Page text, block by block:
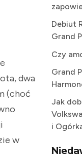
dwa
(choć
w
Debiut
Grand
Czy
Grand
Jak
i